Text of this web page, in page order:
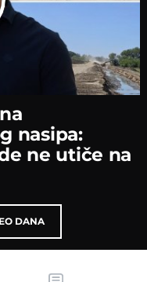
nasipa:
ne utiče na
DANA